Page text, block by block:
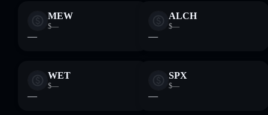
MEW
$—
—
ALCH
$—
—
WET
$—
—
SPX
$—
—